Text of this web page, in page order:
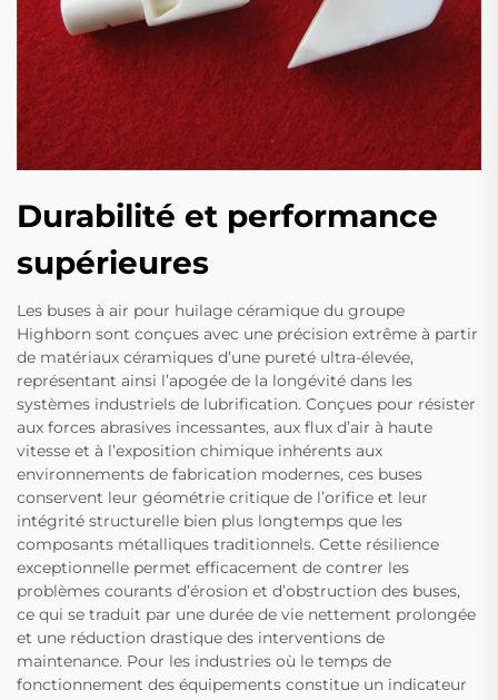
Durabilité et performance
supérieures
Les buses à air pour huilage céramique du groupe
Highborn sont conçues avec une précision extrême à partir
de matériaux céramiques d’une pureté ultra-élevée,
représentant ainsi l’apogée de la longévité dans les
systèmes industriels de lubrification. Conçues pour résister
aux forces abrasives incessantes, aux flux d’air à haute
vitesse et à l’exposition chimique inhérents aux
environnements de fabrication modernes, ces buses
conservent leur géométrie critique de l’orifice et leur
intégrité structurelle bien plus longtemps que les
composants métalliques traditionnels. Cette résilience
exceptionnelle permet efficacement de contrer les
problèmes courants d’érosion et d’obstruction des buses,
ce qui se traduit par une durée de vie nettement prolongée
et une réduction drastique des interventions de
maintenance. Pour les industries où le temps de
fonctionnement des équipements constitue un indicateur